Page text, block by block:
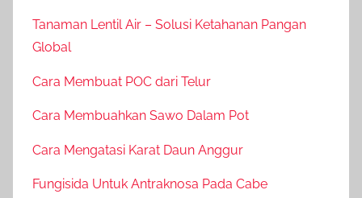
Tanaman Lentil Air – Solusi Ketahanan Pangan
Global
Cara Membuat POC dari Telur
Cara Membuahkan Sawo Dalam Pot
Cara Mengatasi Karat Daun Anggur
Fungisida Untuk Antraknosa Pada Cabe